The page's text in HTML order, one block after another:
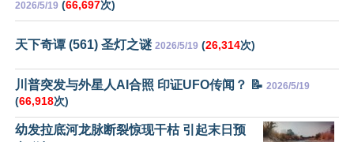
2026/5/19 (66,697次)
天下奇谭 (561) 圣灯之谜 2026/5/19 (26,314次)
川普突发与外星人AI合照 印证UFO传闻？ 📝 2026/5/19
(66,918次)
幼发拉底河龙脉断裂惊现干枯 引起末日预